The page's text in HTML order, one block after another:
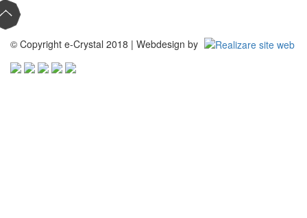
© Copyright e-Crystal 2018 | Webdesign by